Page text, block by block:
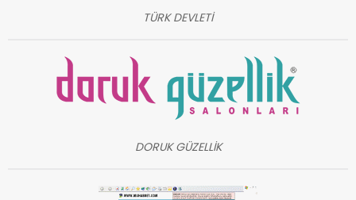
TÜRK DEVLETİ
DORUK GÜZELLİK